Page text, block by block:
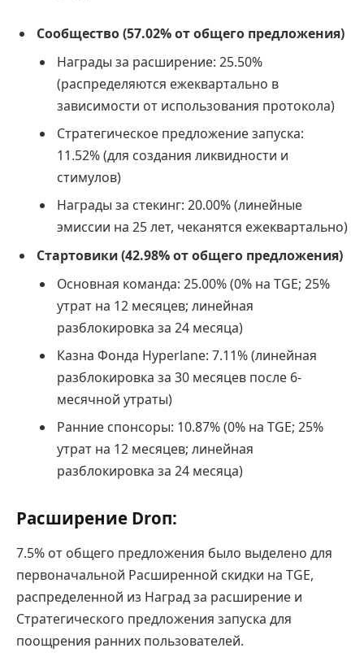
Сообщество (57.02% от общего предложения)
Награды за расширение: 25.50%
(распределяются ежеквартально в
зависимости от использования протокола)
Стратегическое предложение запуска:
11.52% (для создания ликвидности и
стимулов)
Награды за стекинг: 20.00% (линейные
эмиссии на 25 лет, чеканятся ежеквартально)
Стартовики (42.98% от общего предложения)
Основная команда: 25.00% (0% на TGE; 25%
утрат на 12 месяцев; линейная
разблокировка за 24 месяца)
Казна Фонда Hyperlane: 7.11% (линейная
разблокировка за 30 месяцев после 6-
месячной утраты)
Ранние спонсоры: 10.87% (0% на TGE; 25%
утрат на 12 месяцев; линейная
разблокировка за 24 месяца)
Расширение Droп:
7.5% от общего предложения было выделено для
первоначальной Расширенной скидки на TGE,
распределенной из Наград за расширение и
Стратегического предложения запуска для
поощрения ранних пользователей.